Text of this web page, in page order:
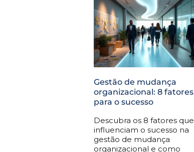
Gestão de mudança
organizacional: 8 fatores
para o sucesso
Descubra os 8 fatores que
influenciam o sucesso na
gestão de mudança
organizacional e como